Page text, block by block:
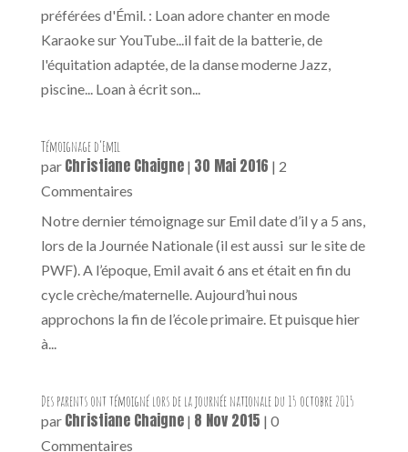
préférées d'Émil. : Loan adore chanter en mode
Karaoke sur YouTube...il fait de la batterie, de
l'équitation adaptée, de la danse moderne Jazz,
piscine... Loan à écrit son...
Témoignage d’Emil
par Christiane Chaigne| 30 Mai 2016 | 2
Commentaires
Notre dernier témoignage sur Emil date d’il y a 5 ans,
lors de la Journée Nationale (il est aussi sur le site de
PWF). A l’époque, Emil avait 6 ans et était en fin du
cycle crèche/maternelle. Aujourd’hui nous
approchons la fin de l’école primaire. Et puisque hier
à...
Des parents ont témoigné lors de la journée nationale du 15 octobre 2015
par Christiane Chaigne| 8 Nov 2015 | 0
Commentaires